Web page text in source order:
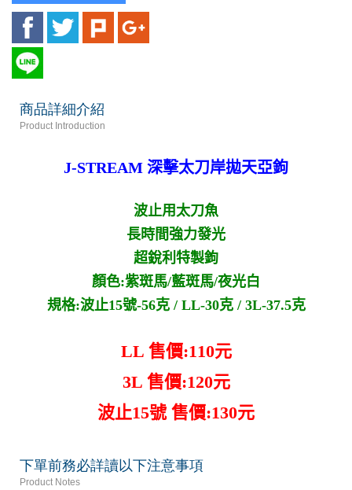
商品詳細介紹
Product Introduction
J-STREAM 深擊太刀岸拋天亞鉤
波止用太刀魚
長時間強力發光
超銳利特製鉤
顏色:紫斑馬/藍斑馬/夜光白
規格:波止15號-56克 / LL-30克 / 3L-37.5克
LL 售價:110元
3L 售價:120元
波止15號 售價:130元
下單前務必詳讀以下注意事項
Product Notes